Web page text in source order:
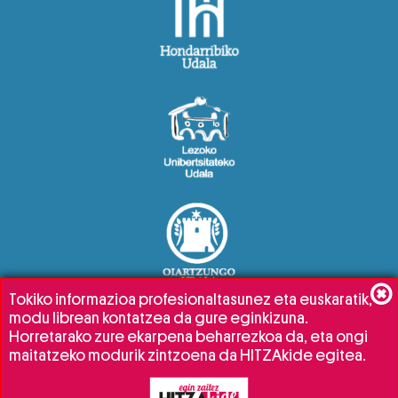
Tokiko informazioa profesionaltasunez eta euskaratik,
modu librean kontatzea da gure eginkizuna.
Horretarako zure ekarpena beharrezkoa da, eta ongi
maitatzeko modurik zintzoena da HITZAkide egitea.